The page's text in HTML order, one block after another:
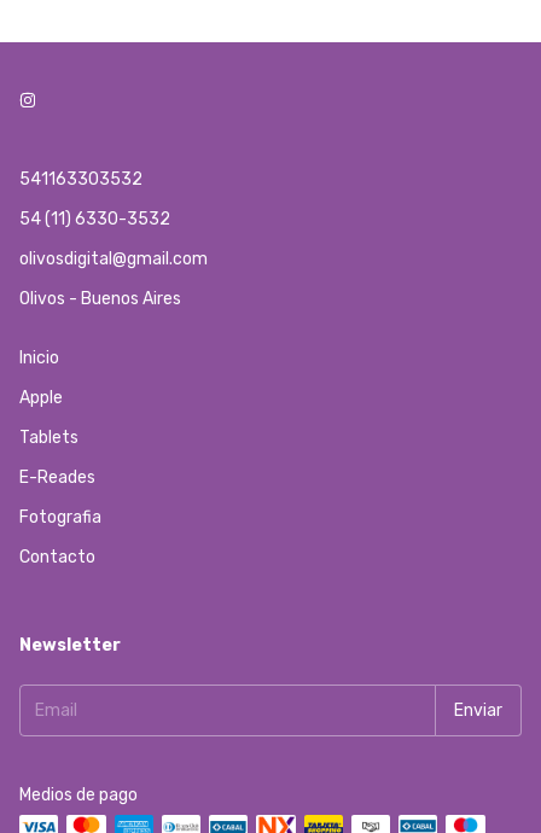
541163303532
54 (11) 6330-3532
olivosdigital@gmail.com
Olivos - Buenos Aires
Inicio
Apple
Tablets
E-Reades
Fotografia
Contacto
Newsletter
Medios de pago